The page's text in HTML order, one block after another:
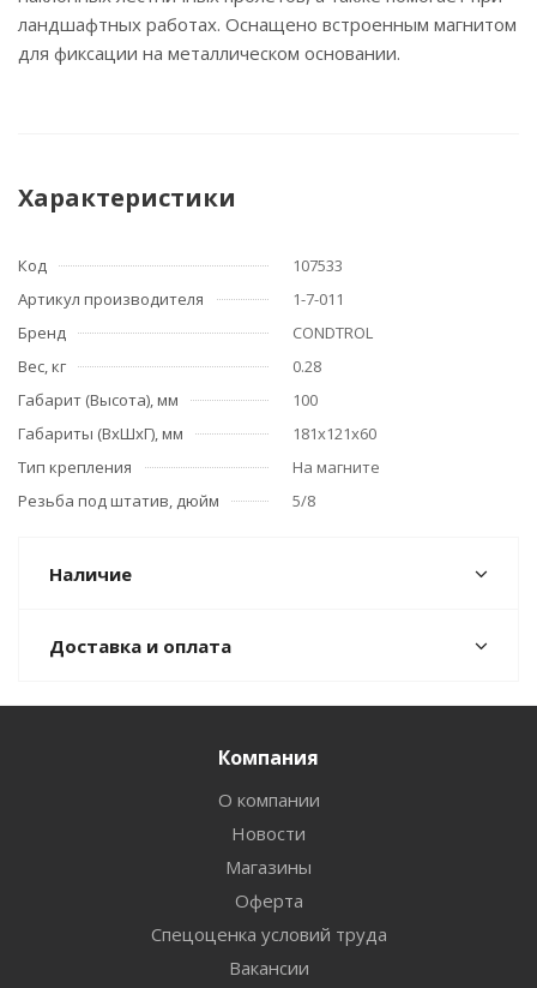
ландшафтных работах. Оснащено встроенным магнитом
для фиксации на металлическом основании.
Характеристики
Код
107533
Артикул производителя
1-7-011
Бренд
CONDTROL
Вес, кг
0.28
Габарит (Высота), мм
100
Габариты (ВхШхГ), мм
181x121x60
Тип крепления
На магните
Резьба под штатив, дюйм
5/8
Наличие
Доставка и оплата
Компания
О компании
Новости
Магазины
Оферта
Спецоценка условий труда
Вакансии